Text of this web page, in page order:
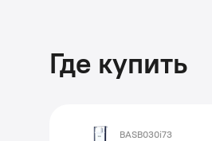
Где купить
BASB030i73